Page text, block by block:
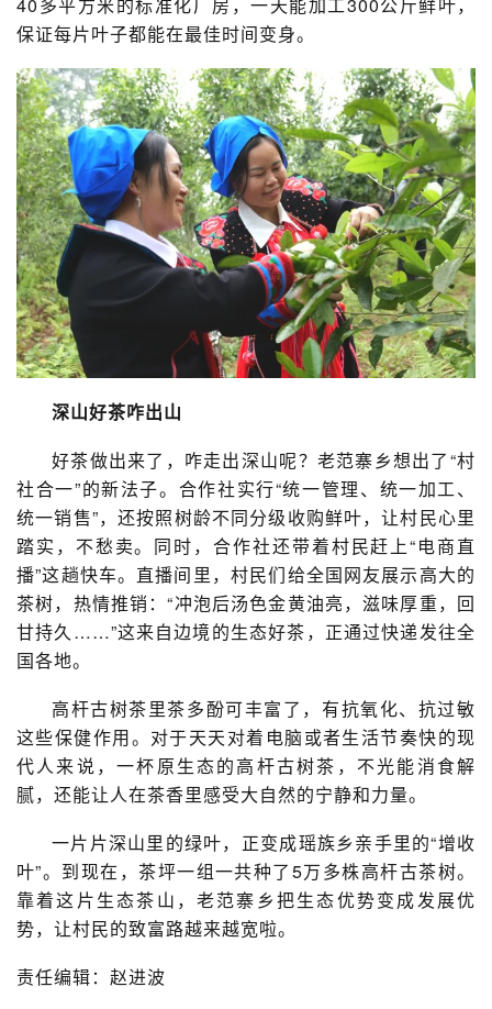
40多平方米的标准化厂房，一天能加工300公斤鲜叶，
保证每片叶子都能在最佳时间变身。
深山好茶咋出山
好茶做出来了，咋走出深山呢？老范寨乡想出了“村
社合一”的新法子。合作社实行“统一管理、统一加工、
统一销售”，还按照树龄不同分级收购鲜叶，让村民心里
踏实，不愁卖。同时，合作社还带着村民赶上“电商直
播”这趟快车。直播间里，村民们给全国网友展示高大的
茶树，热情推销：“冲泡后汤色金黄油亮，滋味厚重，回
甘持久……”这来自边境的生态好茶，正通过快递发往全
国各地。
高杆古树茶里茶多酚可丰富了，有抗氧化、抗过敏
这些保健作用。对于天天对着电脑或者生活节奏快的现
代人来说，一杯原生态的高杆古树茶，不光能消食解
腻，还能让人在茶香里感受大自然的宁静和力量。
一片片深山里的绿叶，正变成瑶族乡亲手里的“增收
叶”。到现在，茶坪一组一共种了5万多株高杆古茶树。
靠着这片生态茶山，老范寨乡把生态优势变成发展优
势，让村民的致富路越来越宽啦。
责任编辑：赵进波